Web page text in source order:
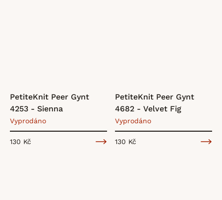
PetiteKnit Peer Gynt
4253 - Sienna
Vyprodáno
130 Kč
PetiteKnit Peer Gynt
4682 - Velvet Fig
Vyprodáno
130 Kč